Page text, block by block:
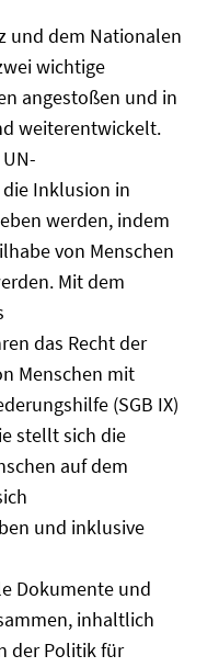
und dem Nationalen
wichtige
angestoßen und in
weiterentwickelt.
Inklusion in
werden, indem
von Menschen
Mit dem
das Recht der
Menschen mit
(SGB IX)
stellt sich die
auf dem
und inklusive
Dokumente und
inhaltlich
der Politik für